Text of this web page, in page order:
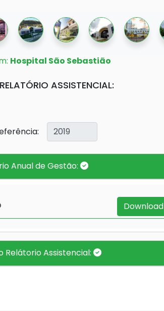
Hospital São Sebastião
ASSISTENCIAL:
Anual de Gestão:
Download
Relátorio Assistencial: